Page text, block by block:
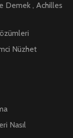
Demek , Achilles
Nüzhet
Nasıl